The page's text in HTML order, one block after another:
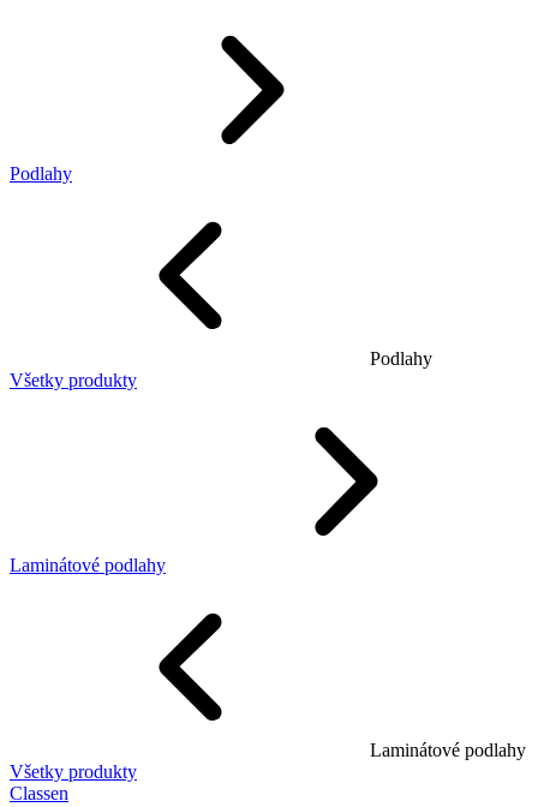
Podlahy
Podlahy
Všetky produkty
Laminátové podlahy
Laminátové podlahy
Všetky produkty
Classen